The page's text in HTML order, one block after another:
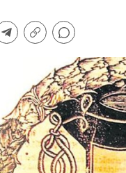
Telegram
Copiar